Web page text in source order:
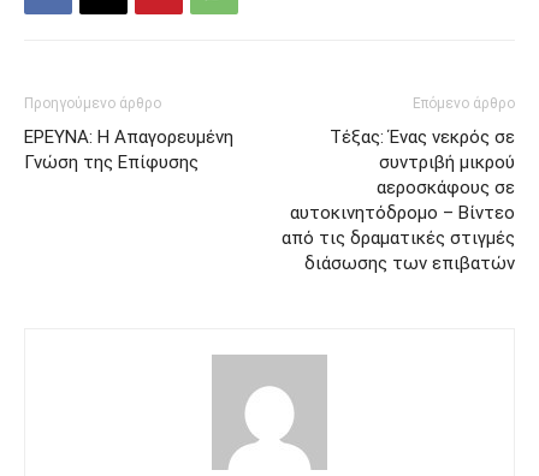
Προηγούμενο άρθρο
ΕΡΕΥΝΑ: Η Απαγορευμένη
Γνώση της Επίφυσης
Επόμενο άρθρο
Τέξας: Ένας νεκρός σε
συντριβή μικρού
αεροσκάφους σε
αυτοκινητόδρομο – Βίντεο
από τις δραματικές στιγμές
διάσωσης των επιβατών